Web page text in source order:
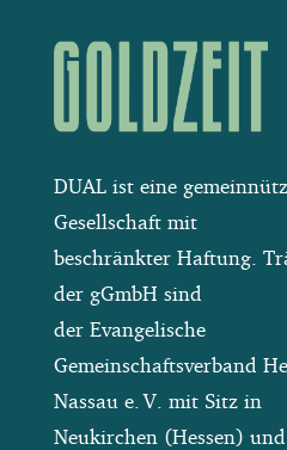
DUAL ist eine
Gesellschaft mit
beschränkter Haftung.
der gGmbH sind
der Evangelische
Gemeinschaftsverband
Nassau e. V. mit Sitz in
Neukirchen (Hessen)